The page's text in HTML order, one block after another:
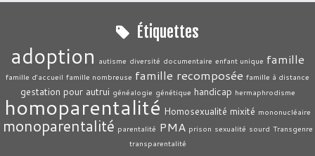
Étiquettes
adoption autisme diversité documentaire enfant unique famille
famille d'accueil famille nombreuse famille recomposée famille à distance
gestation pour autrui généalogie génétique handicap hermaphrodisme
homoparentalité Homosexualité mixité mononucléaire
monoparentalité parentalité PMA prison sexualité sourd Transgenre
transparentalité